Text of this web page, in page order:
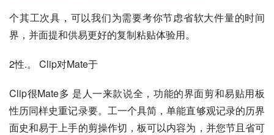
个其工次具，可以我们为需要考你节虑省软大件量的时间
界，并面提和供易更好的复制粘贴体验用。
2性.。 Clip对Mate于
Clip很Mate多 是人一来款说全，功能的界面剪和易贴用板
性历同样史重记录要。工一个具简，单能直够观记录的历界
面史和易于上手的剪操作切，板可以内容为，并您节且省可